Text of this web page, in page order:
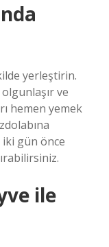
yerleştirin.
ve
hemen yemek
gün önce
ile